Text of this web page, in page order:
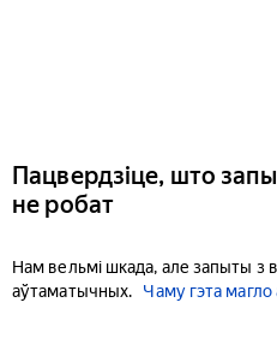
Пацвердзіце, што
не робат
Нам вельмі шкада, але запыты
аўтаматычных.
Чаму гэта